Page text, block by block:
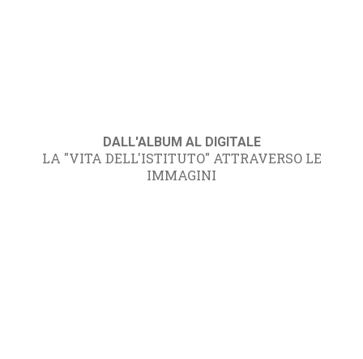
DALL'ALBUM AL DIGITALE
LA "VITA DELL'ISTITUTO" ATTRAVERSO LE
IMMAGINI